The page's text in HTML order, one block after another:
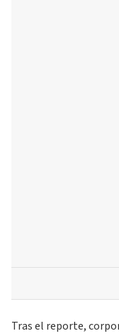
Tras el reporte,